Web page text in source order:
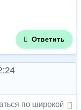
Ответить
по широкой